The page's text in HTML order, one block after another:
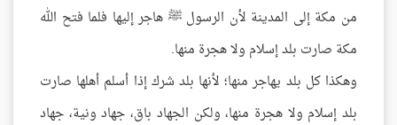
من مكة إلى المدينة لأن الرسول ﷺ هاجر إليها فلما فتح الله
مكة صارت بلد إسلام ولا هجرة منها.
وهكذا كل بلد يهاجر منها؛ لأنها بلد شرك إذا أسلم أهلها صارت
بلد إسلام ولا هجرة منها، ولكن الجهاد باق، جهاد ونية، جهاد